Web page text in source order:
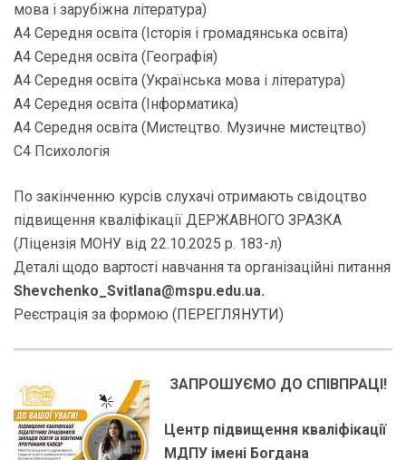
мова і зарубіжна література)
А4 Середня освіта (Історія і громадянська освіта)
А4 Середня освіта (Географія)
А4 Середня освіта (Українська мова і література)
А4 Середня освіта (Інформатика)
А4 Середня освіта (Мистецтво. Музичне мистецтво)
С4 Психологія
По закінченню курсів слухачі отримають свідоцтво
підвищення кваліфікації ДЕРЖАВНОГО ЗРАЗКА
(Ліцензія МОНУ від 22.10.2025 р. 183-л)
Деталі щодо вартості навчання та організаційні питання
Shevchenko_Svitlana@mspu.edu.ua.
Реєстрація за формою (ПЕРЕГЛЯНУТИ)
ЗАПРОШУЄМО ДО СПІВПРАЦІ!
Центр підвищення кваліфікації
МДПУ імені Богдана